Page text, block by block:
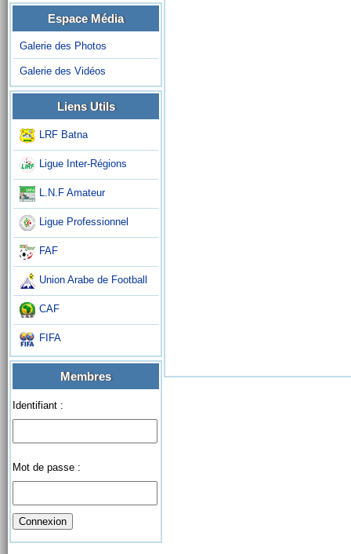
Espace Média
Galerie des Photos
Galerie des Vidéos
Liens Utils
LRF Batna
Ligue Inter-Régions
L.N.F Amateur
Ligue Professionnel
FAF
Union Arabe de Football
CAF
FIFA
Membres
Identifiant :
Mot de passe :